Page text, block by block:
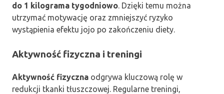
do 1 kilograma tygodniowo. Dzięki temu można
utrzymać motywację oraz zmniejszyć ryzyko
wystąpienia efektu jojo po zakończeniu diety.
Aktywność fizyczna i treningi
Aktywność fizyczna odgrywa kluczową rolę w
redukcji tkanki tłuszczowej. Regularne treningi,